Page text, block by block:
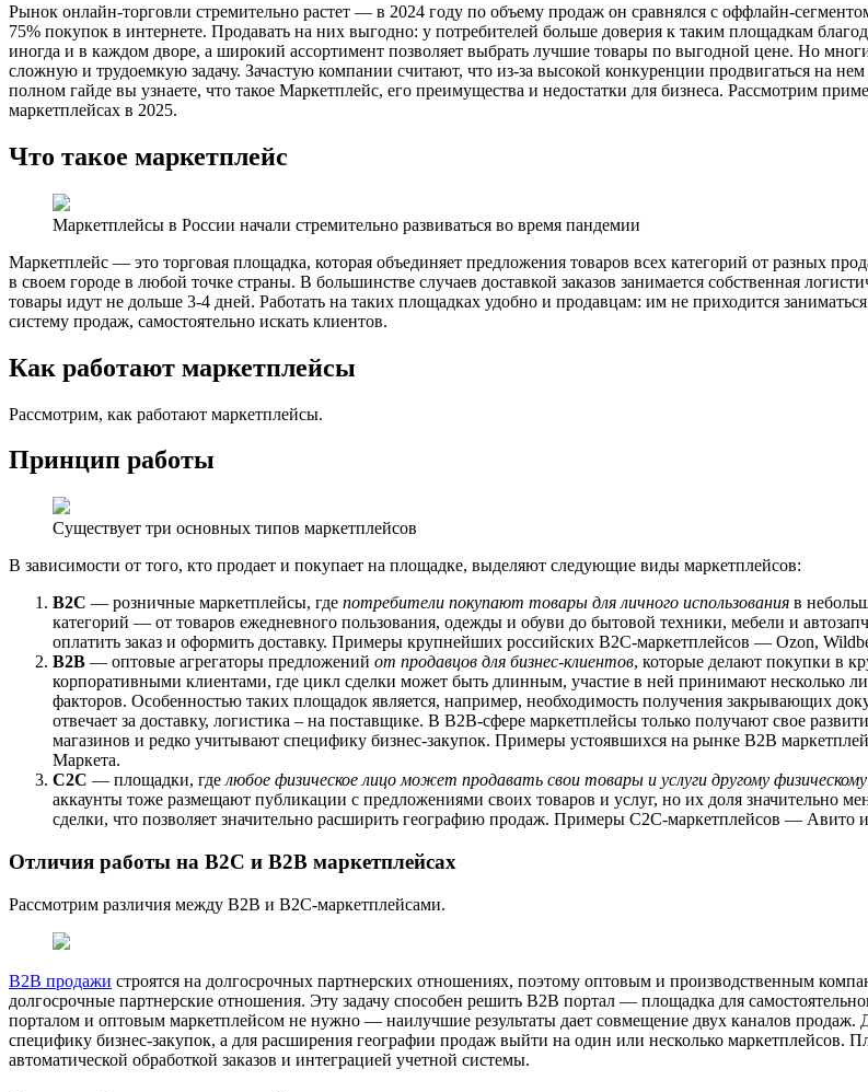
Рынок онлайн-торговли стремительно растет — в 2024 году по объему продаж он сравнялся с оффлайн-
75% покупок в интернете. Продавать на них выгодно: у потребителей больше доверия к таким площадкам
иногда и в каждом дворе, а широкий ассортимент позволяет выбрать лучшие товары по выгодной цене. Но
сложную и трудоемкую задачу. Зачастую компании считают, что из-за высокой конкуренции продвигаться на
полном гайде вы узнаете, что такое Маркетплейс, его преимущества и недостатки для бизнеса. Рассмотрим
маркетплейсах в 2025.
Что такое маркетплейс
Маркетплейсы в России начали стремительно развиваться во время пандемии
Маркетплейс — это торговая площадка, которая объединяет предложения товаров всех категорий от разных
в своем городе в любой точке страны. В большинстве случаев доставкой заказов занимается собственная
товары идут не дольше 3-4 дней. Работать на таких площадках удобно и продавцам: им не приходится
систему продаж, самостоятельно искать клиентов.
Как работают маркетплейсы
Рассмотрим, как работают маркетплейсы.
Принцип работы
Существует три основных типов маркетплейсов
В зависимости от того, кто продает и покупает на площадке, выделяют следующие виды маркетплейсов:
B2C — розничные маркетплейсы, где потребители покупают товары для личного использования в
категорий — от товаров ежедневного пользования, одежды и обуви до бытовой техники, мебели и
оплатить заказ и оформить доставку. Примеры крупнейших российских В2С-маркетплейсов — Ozon,
B2B — оптовые агрегаторы предложений от продавцов для бизнес-клиентов, которые делают покупки в
корпоративными клиентами, где цикл сделки может быть длинным, участие в ней принимают несколько
факторов. Особенностью таких площадок является, например, необходимость получения закрывающих
отвечает за доставку, логистика – на поставщике. В В2В-сфере маркетплейсы только получают свое
магазинов и редко учитывают специфику бизнес-закупок. Примеры устоявшихся на рынке B2B
Маркета.
C2C — площадки, где любое физическое лицо может продавать свои товары и услуги другому
аккаунты тоже размещают публикации с предложениями своих товаров и услуг, но их доля значительно
сделки, что позволяет значительно расширить географию продаж. Примеры С2С-маркетплейсов — Авито
Отличия работы на B2C и B2B маркетплейсах
Рассмотрим различия между В2В и В2С-маркетплейсами.
B2B продажи строятся на долгосрочных партнерских отношениях, поэтому оптовым и производственным
долгосрочные партнерские отношения. Эту задачу способен решить B2B портал — площадка для
порталом и оптовым маркетплейсом не нужно — наилучшие результаты дает совмещение двух каналов
специфику бизнес-закупок, а для расширения географии продаж выйти на один или несколько маркетплейсов.
автоматической обработкой заказов и интеграцией учетной системы.